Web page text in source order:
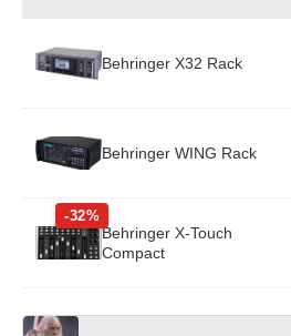
Behringer X32 Rack
Behringer WING Rack
-32%
Behringer X-Touch
Compact